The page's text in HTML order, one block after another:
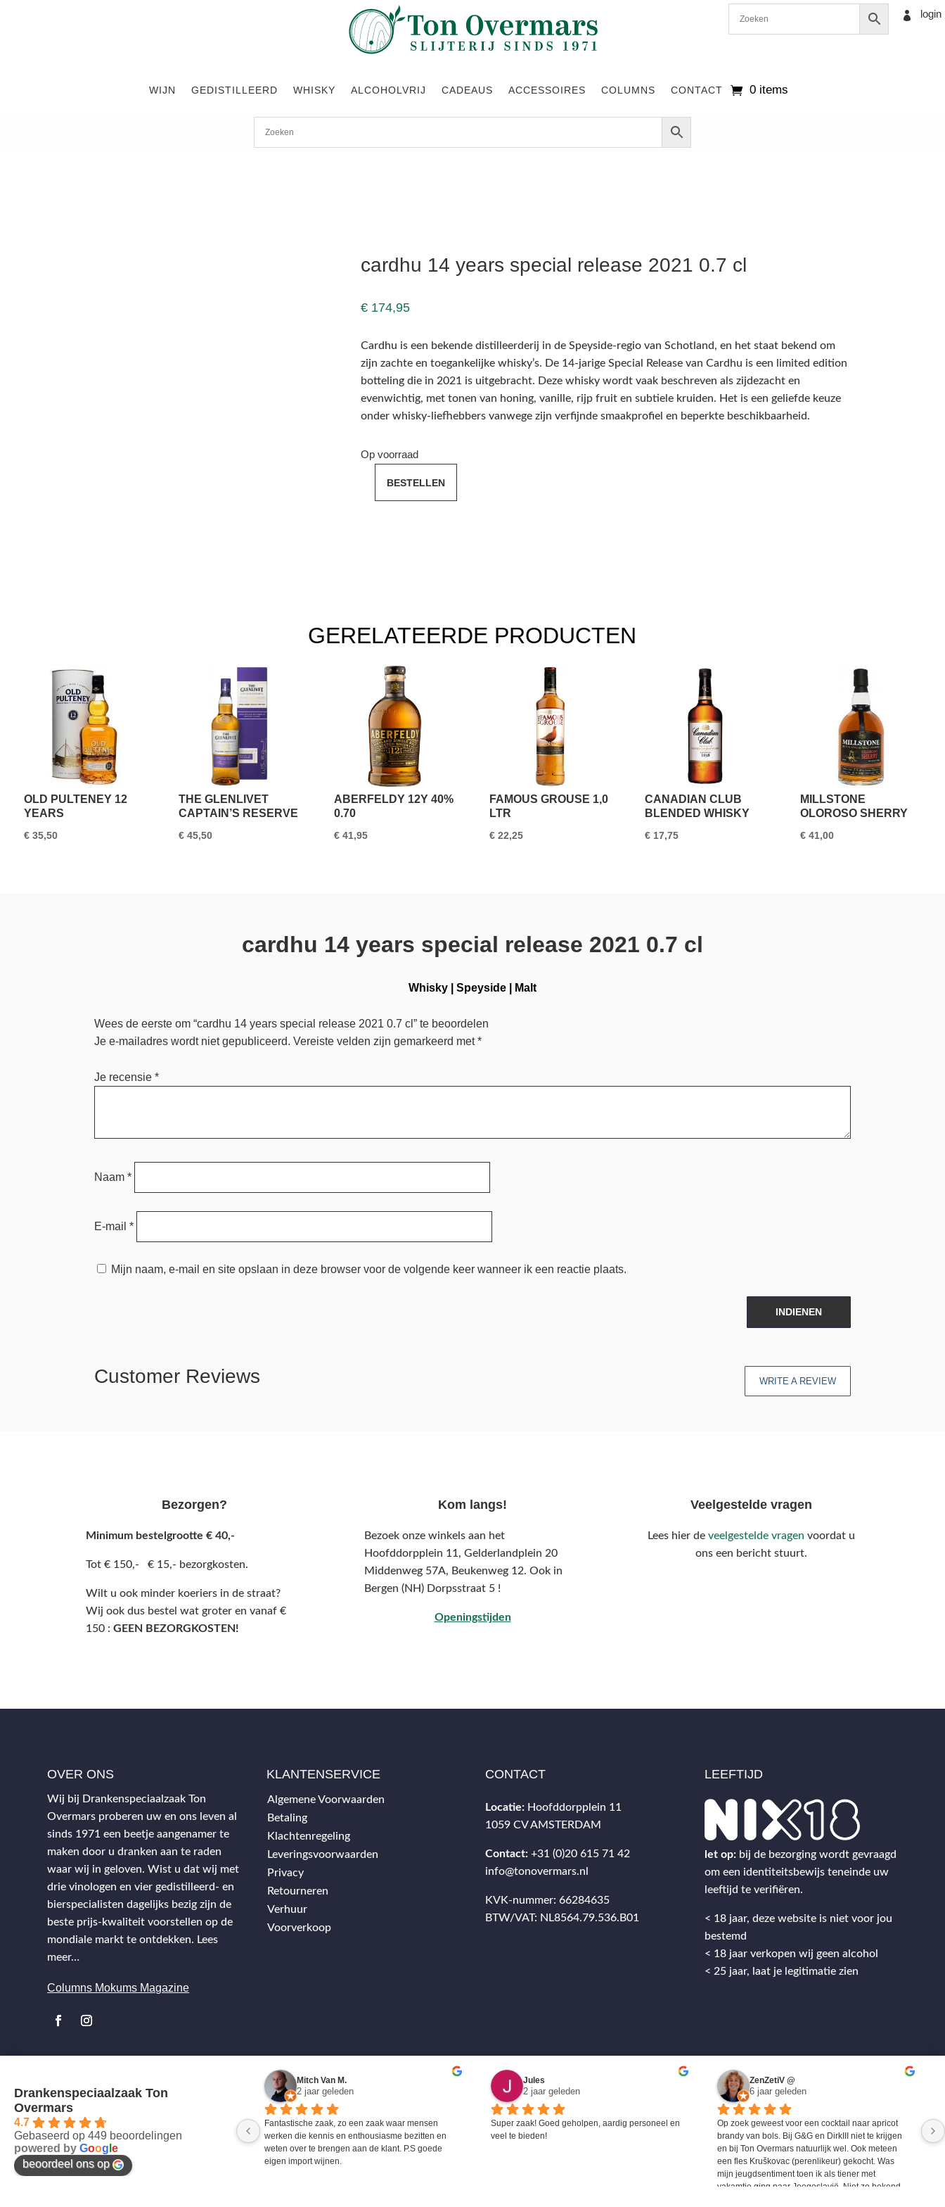
WIJN GEDISTILLEERD WHISKY ALCOHOLVRIJ CADEAUS ACCESSOIRES COLUMNS CONTACT 0 items
 login
cardhu 14 years special release 2021 0.7 cl
€174,95
Cardhu is een bekende distilleerderij in de Speyside-regio van Schotland, en het staat bekend om
zijn zachte en toegankelijke whisky’s. De 14-jarige Special Release van Cardhu is een limited edition
botteling die in 2021 is uitgebracht. Deze whisky wordt vaak beschreven als zijdezacht en
evenwichtig, met tonen van honing, vanille, rijp fruit en subtiele kruiden. Het is een geliefde keuze
onder whisky-liefhebbers vanwege zijn verfijnde smaakprofiel en beperkte beschikbaarheid.
Op voorraad
cardhu
aantal
BESTELLEN
GERELATEERDE PRODUCTEN
OLD PULTENEY 12
YEARS
€35,50
THE GLENLIVET
CAPTAIN’S RESERVE
€ 45,50
ABERFELDY 12Y 40%
0.70
€ 41,95
FAMOUS GROUSE 1,0
LTR
€ 22,25
CANADIAN CLUB
BLENDED WHISKY
€ 17,75
MILLSTONE
OLOROSO SHERRY
€41,00
cardhu 14 years special release 2021 0.7 cl
Whisky Speyside Malt
Wees de eerste om “cardhu 14 years special release 2021 0.7 cl” te beoordelen
Je e-mailadres wordt niet gepubliceerd. Vereiste velden zijn gemarkeerd met*
Je recensie*
Naam*
E-mail*
Mijn naam, e-mail en site opslaan in deze browser voor de volgende keer wanneer ik een reactie plaats.
INDIENEN
Customer Reviews WRITE A REVIEW
Bezorgen?
Minimum bestelgrootte € 40,-
Tot € 150,- € 15,- bezorgkosten.
Wilt u ook minder koeriers in de straat?
Wij ook dus bestel wat groter en vanaf €
150 : GEEN BEZORGKOSTEN!
Kom langs!
Bezoek onze winkels aan het
Hoofddorpplein 11, Gelderlandplein 20
Middenweg 57A, Beukenweg 12. Ook in
Bergen (NH) Dorpsstraat 5 !
Openingstijden
Veelgestelde vragen
Lees hier de veelgestelde vragen voordat u
ons een bericht stuurt.
OVER ONS
Wij bij Drankenspeciaalzaak Ton
Overmars proberen uw en ons leven al
sinds 1971 een beetje aangenamer te
maken door u dranken aan te raden
waar wij in geloven. Wist u dat wij met
drie vinologen en vier gedistilleerd- en
bierspecialisten dagelijks bezig zijn de
beste prijs-kwaliteit voorstellen op de
mondiale markt te ontdekken. Lees
meer…
Columns Mokums Magazine
KLANTENSERVICE
Algemene Voorwaarden
Betaling
Klachtenregeling
Leveringsvoorwaarden
Privacy
Retourneren
Verhuur
Voorverkoop
CONTACT
Locatie: Hoofddorpplein 11
1059 CV AMSTERDAM
Contact: +31 (0)20 615 71 42
info@tonovermars.nl
KVK-nummer: 66284635
BTW/VAT: NL8564.79.536.B01
LEEFTIJD
let op: bij de bezorging wordt gevraagd
om een identiteitsbewijs teneinde uw
leeftijd te verifiëren.
< 18 jaar, deze website is niet voor jou
bestemd
< 18 jaar verkopen wij geen alcohol
< 25 jaar, laat je legitimatie zien
Drankenspeciaalzaak Ton
Overmars
4.7
Gebaseerd op 449 beoordelingen
powered by Goog e
beoordeel ons op
Mitch Van M.
2 jaar geleden
Fantastische zaak, zo een zaak waar mensen
werken die kennis en enthousiasme bezitten en
weten over te brengen aan de klant. P.S goede
eigen import wijnen.
Jules
2 jaar geleden
Super zaak! Goed geholpen, aardig personeel en
veel te bieden!
ZenZetiV @
6 jaar geleden
Op zoek geweest voor een cocktail naar apricot
brandy van bols. Bij G&G en DirkIII niet te krijgen
en bij Ton Overmars natuurlijk wel. Ook meteen
een fles Kruškovac (perenlikeur) gekocht. Was
mijn jeugdsentiment toen ik als tiener met
vakamtie ging naar Joegoslavië. Niet zo bekend